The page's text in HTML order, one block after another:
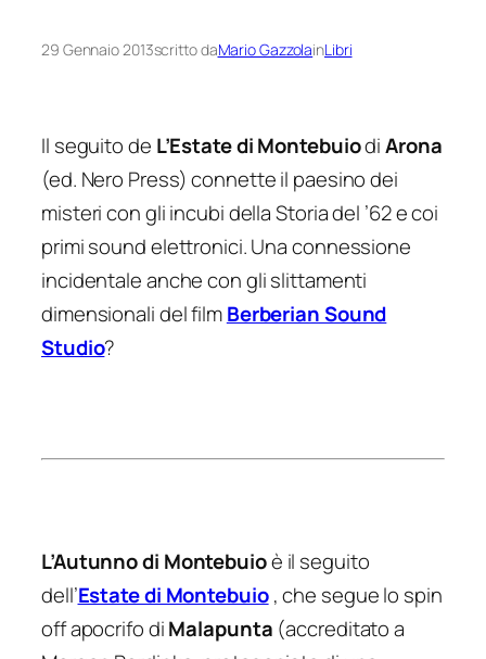
29 Gennaio 2013scritto daMario GazzolainLibri
Il seguito de L’Estate di MontebuiodiArona
(ed. Nero Press) connette il paesino dei
misteri con gli incubi della Storia del ’62 e coi
primi sound elettronici. Una connessione
incidentale anche con gli slittamenti
dimensionali del filmBerberian Sound
Studio?
L’Autunno di Montebuioè il seguito
dell’Estate di Montebuio, che segue lo spin
off apocrifo diMalapunta (accreditato a